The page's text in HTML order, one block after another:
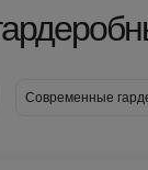
Современные